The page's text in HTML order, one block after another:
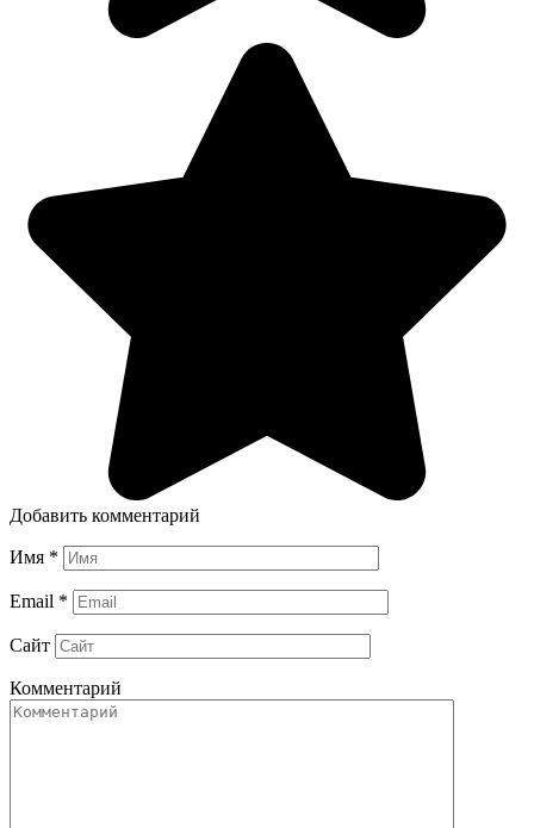
Добавить комментарий
Имя *
Email *
Сайт
Комментарий